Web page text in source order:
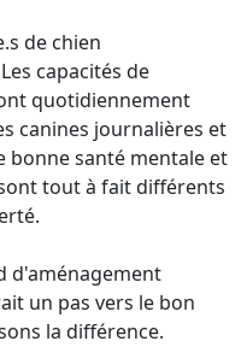
de chien
capacités de
quotidiennement
canines journalières et
bonne santé mentale et
tout à fait différents
d'aménagement
un pas vers le bon
la différence.